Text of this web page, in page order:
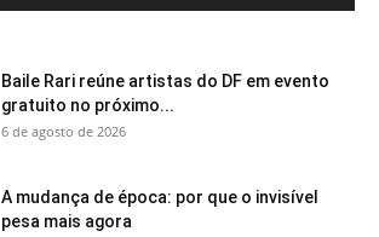
Baile Rari reúne artistas do DF em evento
gratuito no próximo...
6 de agosto de 2026
A mudança de época: por que o invisível
pesa mais agora